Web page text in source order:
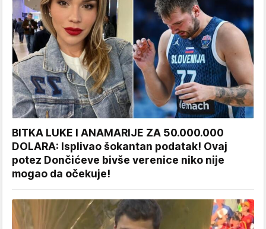
BITKA LUKE I ANAMARIJE ZA 50.000.000
DOLARA: Isplivao šokantan podatak! Ovaj
potez Dončićeve bivše verenice niko nije
mogao da očekuje!